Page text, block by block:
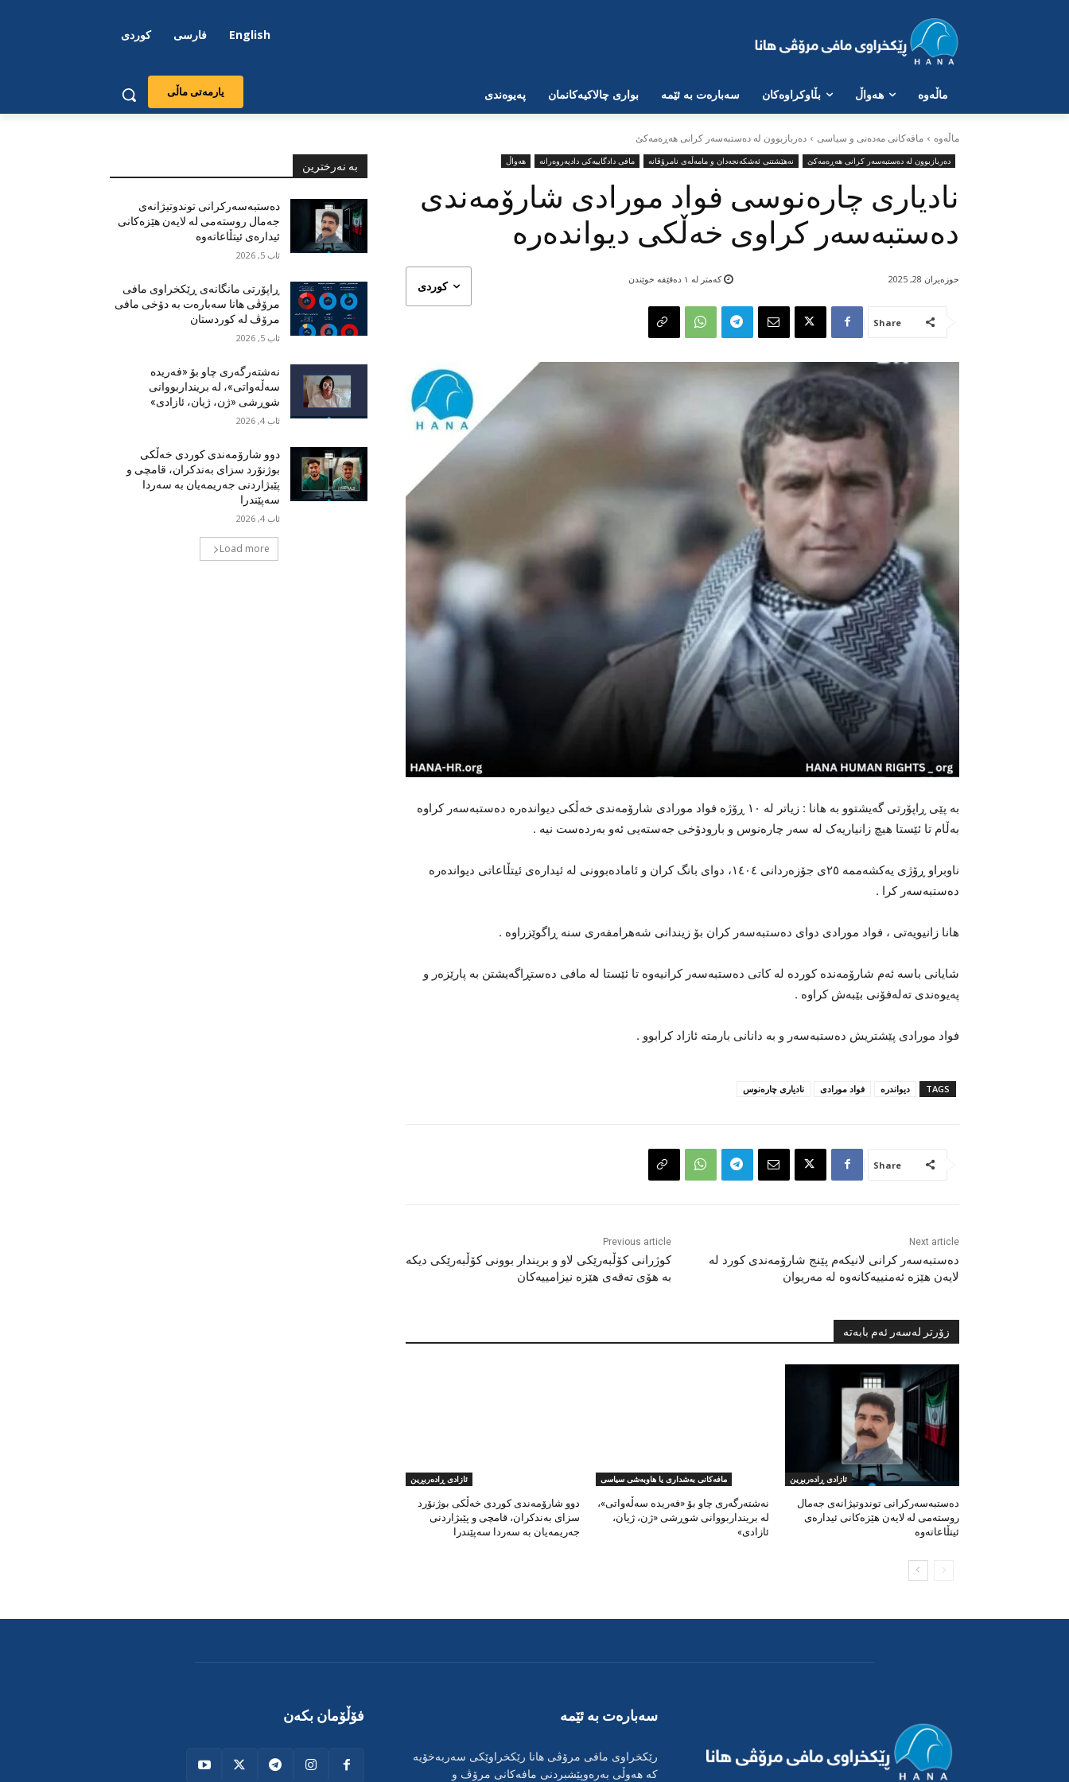
English فارسی کوردی
یارمەتی ماڵی ماڵەوە هەواڵ بڵاوکراوەکان سەبارەت بە ئێمە بواری چالاکیەکانمان پەیوەندی
ماڵه‌وه‌ مافەکانی مەدەنی و سیاسی دەربازبوون لە دەستبەسەر کرانی هەڕەمەکێ
دەربازبوون لە دەستبەسەر کرانی هەڕەمەکێ نەهێشتنی ئەشکەنجەدان و مامەڵەی نامرۆڤانە مافی دادگاییەکی دادپەروەرانە هەواڵ
نادیاری چارەنوسی فواد مورادی شارۆمەندی
دەستبەسەر کراوی خەڵکی دیواندەرە
کوردی کەمتر لە ١ دەقێقە خوێندن حوزه‌یران 28, 2025
Share
بە پێی ڕاپۆرتی گەیشتوو بە هانا : زیاتر لە ١٠ ڕۆژە فواد مورادی شارۆمەندی خەڵکی دیواندەرە دەستبەسەر کراوە
بەڵام تا ئێستا هیچ زانیاریەک لە سەر چارەنوس و بارودۆخی جەستەیی ئەو بەردەست نیە .
ناوبراو ڕۆژی یەکشەممە ٢٥ی جۆزەردانی ١٤٠٤، دوای بانگ کران و ئامادەبوونی لە ئیدارەی ئیتڵاعاتی دیواندەرە
دەستبەسەر کرا .
هانا زانیویەتی ، فواد مورادی دوای دەستبەسەر کران بۆ زیندانی شەهرامفەری سنە ڕاگوێزراوە .
شایانی باسە ئەم شارۆمەندە کوردە لە کاتی دەستبەسەر کرانیەوە تا ئێستا لە مافی دەستڕاگەیشتن بە پارێزەر و
پەیوەندی تەلەفۆنی بێبەش کراوە .
فواد مورادی پێشتریش دەستبەسەر و بە دانانی بارمتە ئازاد کرابوو .
TAGS دیواندرە فواد مورادی نادیاری چارەنوس
Share
Previous article
کوژرانی کۆڵبەرێکی لاو و بریندار بوونی کۆڵبەرێکی دیکە
بە هۆی تەقەی هێزە نیزامییەکان
Next article
دەستبەسەر کرانی لانیکەم پێنج شارۆمەندی کورد لە
لایەن هێزە ئەمنییەکانەوە لە مەریوان
زۆرتر لەسەر ئەم بابەتە
ئازادی ڕادەربڕین
دەستبەسەرکرانی توندوتیژانەی جەمال
روستەمی لە لایەن هێزەکانی ئیدارەی
ئیتڵاعاتەوە
مافەکانی بەشداری یا هاوبەشی سیاسی
نەشتەرگەری چاو بۆ «فەریدە سەڵەواتی»،
لە برینداربووانی شوڕشی «ژن، ژیان،
ئازادی»
ئازادی ڕادەربڕین
دوو شارۆمەندی کوردی خەڵکی بوژنۆرد
سزای بەندکران، قامچی و پێبژاردنی
جەریمەیان بە سەردا سەپێندرا
بە نەرخترین
دەستبەسەرکرانی توندوتیژانەی
جەمال روستەمی لە لایەن هێزەکانی
ئیدارەی ئیتڵاعاتەوە
ئاب 5, 2026
ڕاپۆرتی مانگانەی ڕێکخراوی مافی
مرۆڤی هانا سەبارەت بە دۆخی مافی
مرۆڤ لە کوردستان
ئاب 5, 2026
نەشتەرگەری چاو بۆ «فەریدە
سەڵەواتی»، لە برینداربووانی
شوڕشی «ژن، ژیان، ئازادی»
ئاب 4, 2026
دوو شارۆمەندی کوردی خەڵکی
بوژنۆرد سزای بەندکران، قامچی و
پێبژاردنی جەریمەیان بە سەردا
سەپێندرا
ئاب 4, 2026
Load more
فۆڵۆمان بکەن سەبارەت بە ئێمە
رێکخراوی مافی مرۆڤی هانا رێکخراوێکی سەربەخۆیە
کە هەوڵی بەرەوپێشبردنی مافەکانی مرۆڤ و